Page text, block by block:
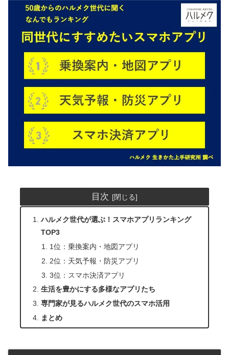
目次
ハルメク世代が選ぶ！スマホアプリランキング
TOP3
1位：乗換案内・地図アプリ
2位：天気予報・防災アプリ
3位：スマホ決済アプリ
生活を豊かにする多様なアプリたち
専門家が見るハルメク世代のスマホ活用
まとめ